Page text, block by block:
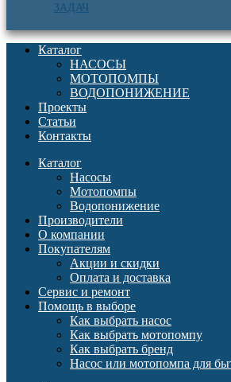
ЗАДАЧ
Каталог
НАСОСЫ
МОТОПОМПЫ
ВОДОПОНИЖЕНИЕ
Проекты
Статьи
Контакты
Каталог
Насосы
Мотопомпы
Водопонижение
Производители
О компании
Покупателям
Акции и скидки
Оплата и доставка
Сервис и ремонт
Помощь в выборе
Как выбрать насос
Как выбрать мотопомпу
Как выбрать бренд
Насос или мотопомпа для